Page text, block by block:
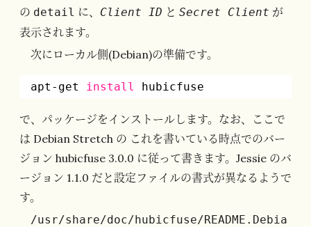
の detail に、 Client ID と Secret Client が
表示されます。
次にローカル側(Debian)の準備です。
apt-get install hubicfuse
で、パッケージをインストールします。なお、ここで
は Debian Stretch の これを書いている時点でのバー
ジョン hubicfuse 3.0.0 に従って書きます。Jessie のバ
ージョン 1.1.0 だと設定ファイルの書式が異なるようで
す。
/usr/share/doc/hubicfuse/README.Debia